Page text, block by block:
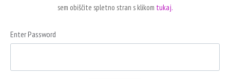
sem obiščite spletno stran s klikom tukaj.
Enter Password